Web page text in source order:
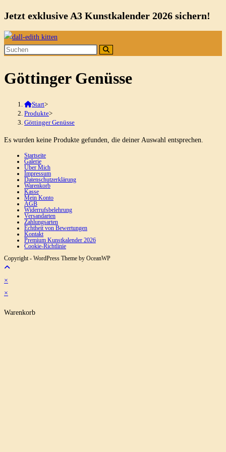
Zum
springen
Jetzt exklusive A3 Kunstkalender 2026 sichern!
Göttinger Genüsse
Start>
Produkte>
Göttinger Genüsse
Es wurden keine Produkte gefunden, die deiner Auswahl entsprechen.
Startseite
Galerie
Über Mich
Impressum
Datenschutzerklärung
Warenkorb
Kasse
Mein Konto
AGB
Widerrufsbelehrung
Versandarten
Zahlungsarten
Echtheit von Bewertungen
Kontakt
Premium Kunstkalender 2026
Cookie-Richtlinie
Copyright - WordPress Theme by OceanWP
×
×
Warenkorb